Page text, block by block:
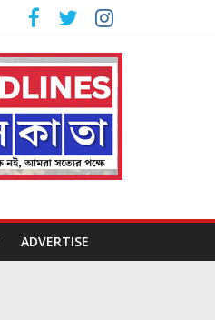
ADVERTISE